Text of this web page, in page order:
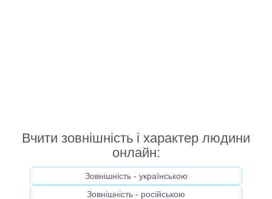
Вчити зовнішність і характер людини
онлайн:
Зовнішність - українською
Зовнішність - російською